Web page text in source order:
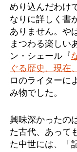
めり込んだわけ
なりに詳しく書
ありません。や
まつわる楽しい
ン・シェール『
ぐる歴史、現在
ロのライターに
み物でした。
興味深かったの
た古代、あって
た中世には、「